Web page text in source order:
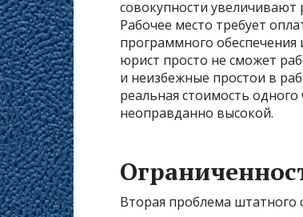
совокупности увеличивают
Рабочее место требует
программного
юрист просто не сможет
и неизбежные простои в
реальная стоимость
неоправданно высокой.
Вторая проблема штатного